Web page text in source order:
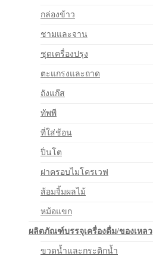
กล่องข้าว
ชามและจาน
ชุดเครื่องปรุง
ตะแกรงและถาด
ถังแก๊ส
ทัพพี
ที่ใส่ช้อน
ปิ่นโต
ฝาครอบไมโครเวฟ
ส้อมจิ้มผลไม้
หม้อแขก
ผลิตภัณฑ์บรรจุเครื่องดื่ม/ของเหลว
ขวดน้ำและกระติกน้ำ